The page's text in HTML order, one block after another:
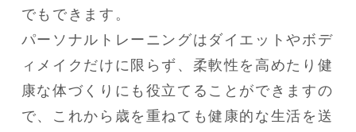
でもできます。
パーソナルトレーニングはダイエットやボデ
ィメイクだけに限らず、柔軟性を高めたり健
康な体づくりにも役立てることができますの
で、これから歳を重ねても健康的な生活を送